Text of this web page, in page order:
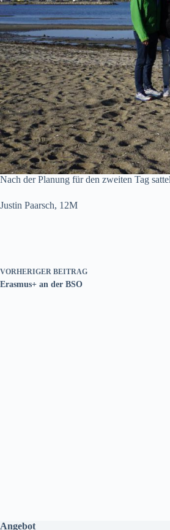
Nach der Planung für den zweiten Tag
Justin Paarsch, 12M
VORHERIGER BEITRAG
Erasmus+ an der BSO
Angebot